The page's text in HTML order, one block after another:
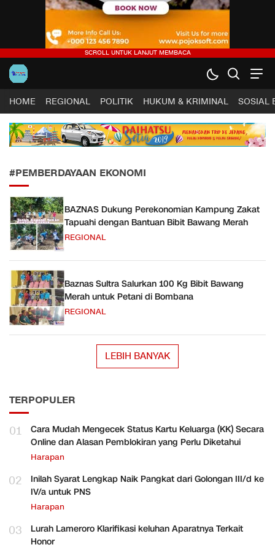
Harapan Sultra .COM |
Lugas, Tuntas dan Terpercaya
HOME REGIONAL POLITIK HUKUM & KRIMINAL SOSIAL
#PEMBERDAYAAN EKONOMI
BAZNAS Dukung Perekonomian Kampung Zakat
Tapuahi dengan Bantuan Bibit Bawang Merah
REGIONAL
Baznas Sultra Salurkan 100 Kg Bibit Bawang
Merah untuk Petani di Bombana
REGIONAL
LEBIH BANYAK
TERPOPULER
01
Cara Mudah Mengecek Status Kartu Keluarga (KK) Secara
Online dan Alasan Pemblokiran yang Perlu Diketahui
Harapan
02
Inilah Syarat Lengkap Naik Pangkat dari Golongan III/d ke
IV/a untuk PNS
Harapan
03
Lurah Lameroro Klarifikasi keluhan Aparatnya Terkait
Honor